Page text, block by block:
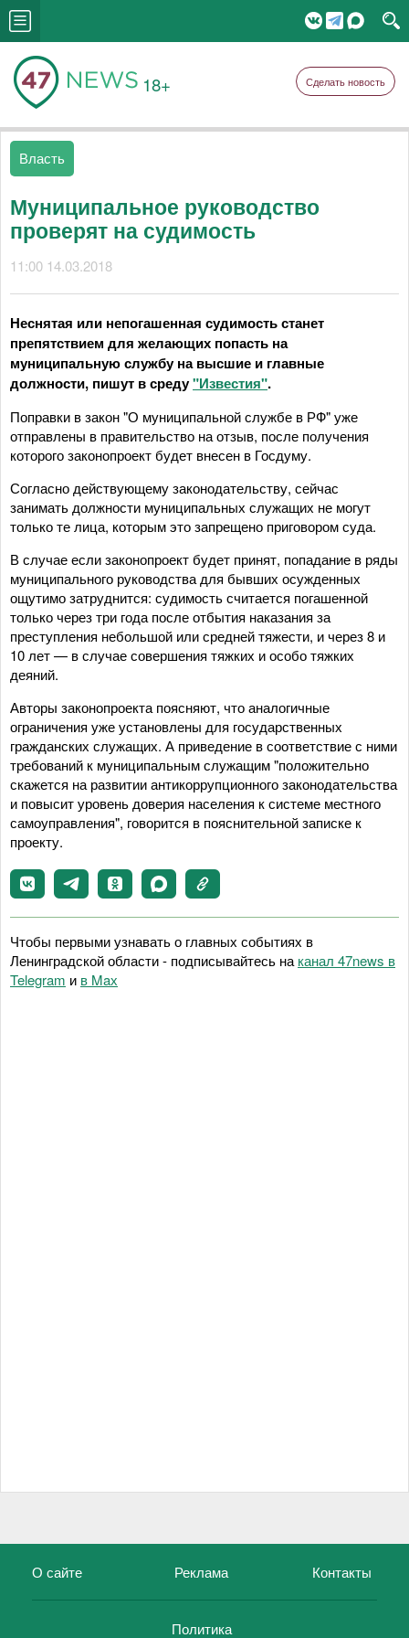
18+ Сделать новость
Власть
Муниципальное руководство
проверят на судимость
11:00 14.03.2018
Неснятая или непогашенная судимость станет
препятствием для желающих попасть на
муниципальную службу на высшие и главные
должности, пишут в среду"Известия".
Поправки в закон "О муниципальной службе в РФ" уже
отправлены в правительство на отзыв, после получения
которого законопроект будет внесен в Госдуму.
Согласно действующему законодательству, сейчас
занимать должности муниципальных служащих не могут
только те лица, которым это запрещено приговором суда.
В случае если законопроект будет принят, попадание в ряды
муниципального руководства для бывших осужденных
ощутимо затруднится: судимость считается погашенной
только через три года после отбытия наказания за
преступления небольшой или средней тяжести, и через 8 и
10 лет — в случае совершения тяжких и особо тяжких
деяний.
Авторы законопроекта поясняют, что аналогичные
ограничения уже установлены для государственных
гражданских служащих. А приведение в соответствие с ними
требований к муниципальным служащим "положительно
скажется на развитии антикоррупционного законодательства
и повысит уровень доверия населения к системе местного
самоуправления", говорится в пояснительной записке к
проекту.
Чтобы первыми узнавать о главных событиях в
Ленинградской области - подписывайтесь на канал 47news в
Telegram и в Maх
О сайте Реклама Контакты
Политика